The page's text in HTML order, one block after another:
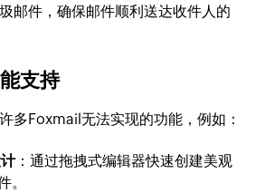
邮件，确保邮件顺利送达收件人的
支持
多Foxmail无法实现的功能，例如：
：通过拖拽式编辑器快速创建美观
。